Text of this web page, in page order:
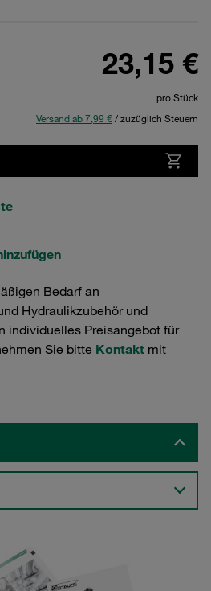
23,15 €
pro Stück
Versand ab 7,99 €/ zuzüglich Steuern
Bedarf an
Hydraulikzubehör und
individuelles Preisangebot für
Sie bitte Kontakt mit